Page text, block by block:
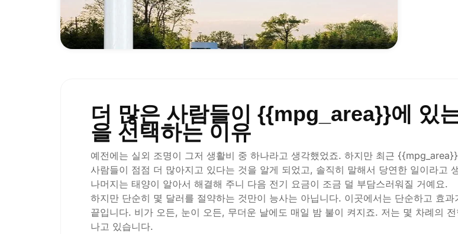
더 많은 사람들이 {{mpg_area}}에 있
을 선택하는 이유
예전에는 실외 조명이 그저 생활비 중 하나라고 생각했었죠. 하지만 최근
사람들이 점점 더 많아지고 있다는 것을 알게 되었고, 솔직히 말해서 당연한 일이라고
나머지는 태양이 알아서 해결해 주니 다음 전기 요금이 조금 덜 부담스러워질 거예요.
하지만 단순히 몇 달러를 절약하는 것만이 능사는 아닙니다. 이곳에서는 단순하고 효
끝입니다. 비가 오든, 눈이 오든, 무더운 날에도 매일 밤 불이 켜지죠. 저는 몇 차례의
나고 있습니다.